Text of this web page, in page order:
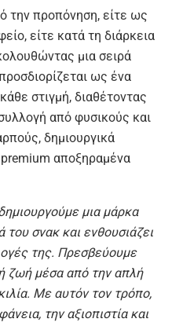
την προπόνηση, είτε ως
είτε κατά τη διάρκεια
μια σειρά
ως ένα
στιγμή, διαθέτοντας
από φυσικούς και
δημιουργικά
αποξηραμένα
μια μάρκα
σνακ και ενθουσιάζει
της. Πρεσβεύουμε
ζωή μέσα από την απλή
Με αυτόν τον τρόπο,
την αξιοπιστία και